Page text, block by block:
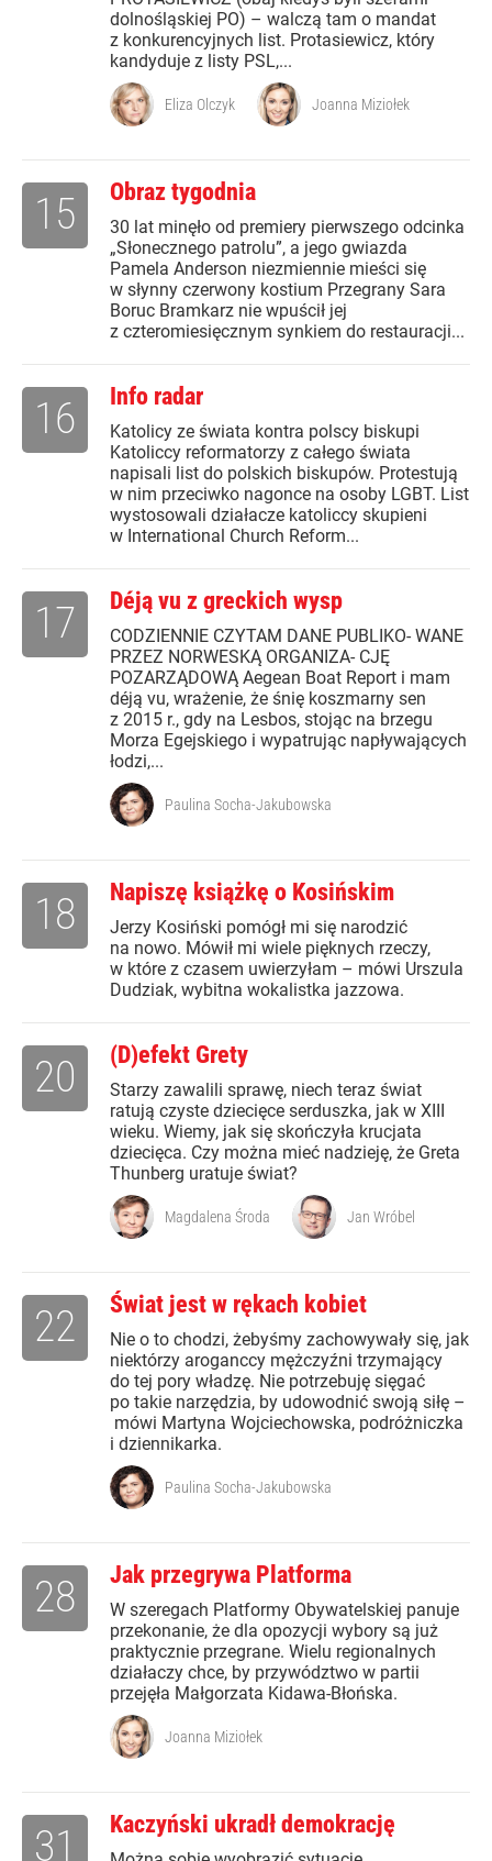
dolnośląskiej PO) – walczą tam o mandat
z konkurencyjnych list. Protasiewicz, który
kandyduje z listy PSL,...
Eliza Olczyk Joanna Miziołek
Obraz tygodnia
30 lat minęło od premiery pierwszego odcinka
„Słonecznego patrolu”, a jego gwiazda
Pamela Anderson niezmiennie mieści się
w słynny czerwony kostium Przegrany Sara
Boruc Bramkarz nie wpuścił jej
z czteromiesięcznym synkiem do restauracji...
15
Info radar
Katolicy ze świata kontra polscy biskupi
Katoliccy reformatorzy z całego świata
napisali list do polskich biskupów. Protestują
w nim przeciwko nagonce na osoby LGBT. List
wystosowali działacze katoliccy skupieni
w International Church Reform...
16
Déją vu z greckich wysp
CODZIENNIE CZYTAM DANE PUBLIKO- WANE
PRZEZ NORWESKĄ ORGANIZA- CJĘ
POZARZĄDOWĄ Aegean Boat Report i mam
déją vu, wrażenie, że śnię koszmarny sen
z 2015 r., gdy na Lesbos, stojąc na brzegu
Morza Egejskiego i wypatrując napływających
łodzi,...
17
Paulina Socha-Jakubowska
Napiszę książkę o Kosińskim
Jerzy Kosiński pomógł mi się narodzić
na nowo. Mówił mi wiele pięknych rzeczy,
w które z czasem uwierzyłam – mówi Urszula
Dudziak, wybitna wokalistka jazzowa.
18
(D)efekt Grety
Starzy zawalili sprawę, niech teraz świat
ratują czyste dziecięce serduszka, jak w XIII
wieku. Wiemy, jak się skończyła krucjata
dziecięca. Czy można mieć nadzieję, że Greta
Thunberg uratuje świat?
20
Magdalena Środa Jan Wróbel
Świat jest w rękach kobiet
Nie o to chodzi, żebyśmy zachowywały się, jak
niektórzy aroganccy mężczyźni trzymający
do tej pory władzę. Nie potrzebuję sięgać
po takie narzędzia, by udowodnić swoją siłę –
mówi Martyna Wojciechowska, podróżniczka
i dziennikarka.
22
Paulina Socha-Jakubowska
Jak przegrywa Platforma
W szeregach Platformy Obywatelskiej panuje
przekonanie, że dla opozycji wybory są już
praktycznie przegrane. Wielu regionalnych
działaczy chce, by przywództwo w partii
przejęła Małgorzata Kidawa-Błońska.
28
Joanna Miziołek
Kaczyński ukradł demokrację
31